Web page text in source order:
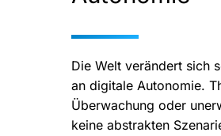
Die Welt verändert sich
an digitale Autonomie.
Überwachung oder
keine abstrakten